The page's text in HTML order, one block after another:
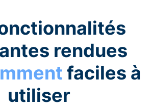
rendues
faciles à
utiliser